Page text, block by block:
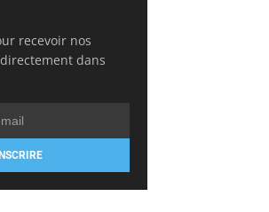
recevoir nos
dans